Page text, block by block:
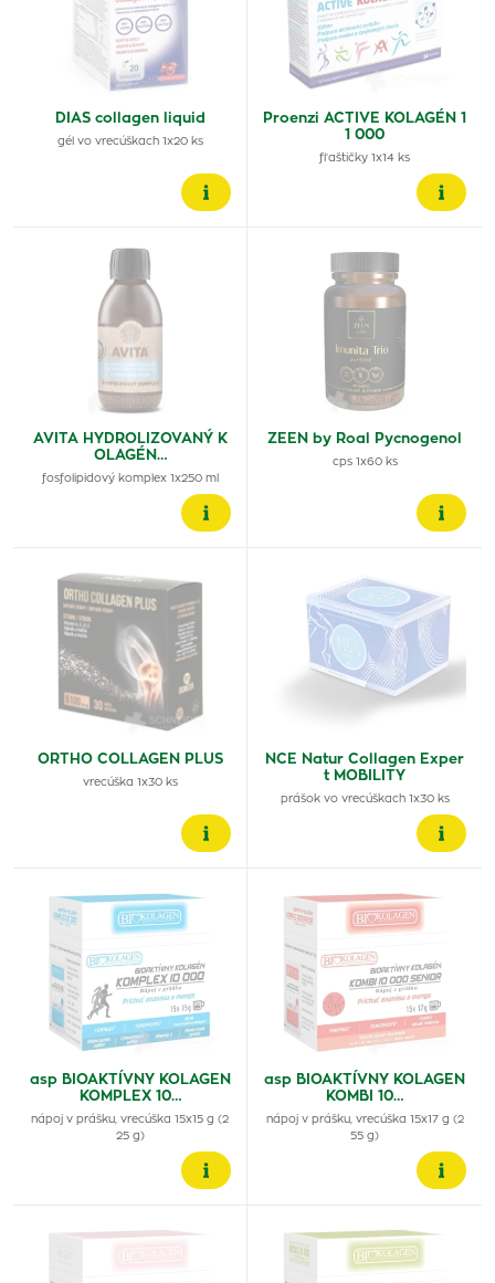
DIAS collagen liquid
gél vo vrecúškach 1x20 ks
Proenzi ACTIVE KOLAGÉN 1
1 000
fľaštičky 1x14 ks
AVITA HYDROLIZOVANÝ K
OLAGÉN…
fosfolipidový komplex 1x250 ml
ZEEN by Roal Pycnogenol
cps 1x60 ks
ORTHO COLLAGEN PLUS
vrecúška 1x30 ks
NCE Natur Collagen Exper
t MOBILITY
prášok vo vrecúškach 1x30 ks
asp BIOAKTÍVNY KOLAGEN
KOMPLEX 10…
nápoj v prášku, vrecúška 15x15 g (2
25 g)
asp BIOAKTÍVNY KOLAGEN
KOMBI 10…
nápoj v prášku, vrecúška 15x17 g (2
55 g)